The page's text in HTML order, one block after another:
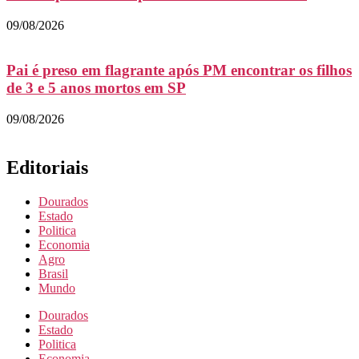
09/08/2026
Pai é preso em flagrante após PM encontrar os filhos
de 3 e 5 anos mortos em SP
09/08/2026
Editoriais
Dourados
Estado
Politica
Economia
Agro
Brasil
Mundo
Dourados
Estado
Politica